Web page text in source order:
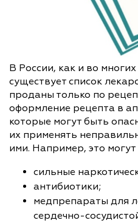
В России, как и во
существует список
проданы только по
оформление рецепта в
которые могут быть
их применять
ими. Например, это могут
сильные
антибиотики;
медпрепараты для
сердечно-